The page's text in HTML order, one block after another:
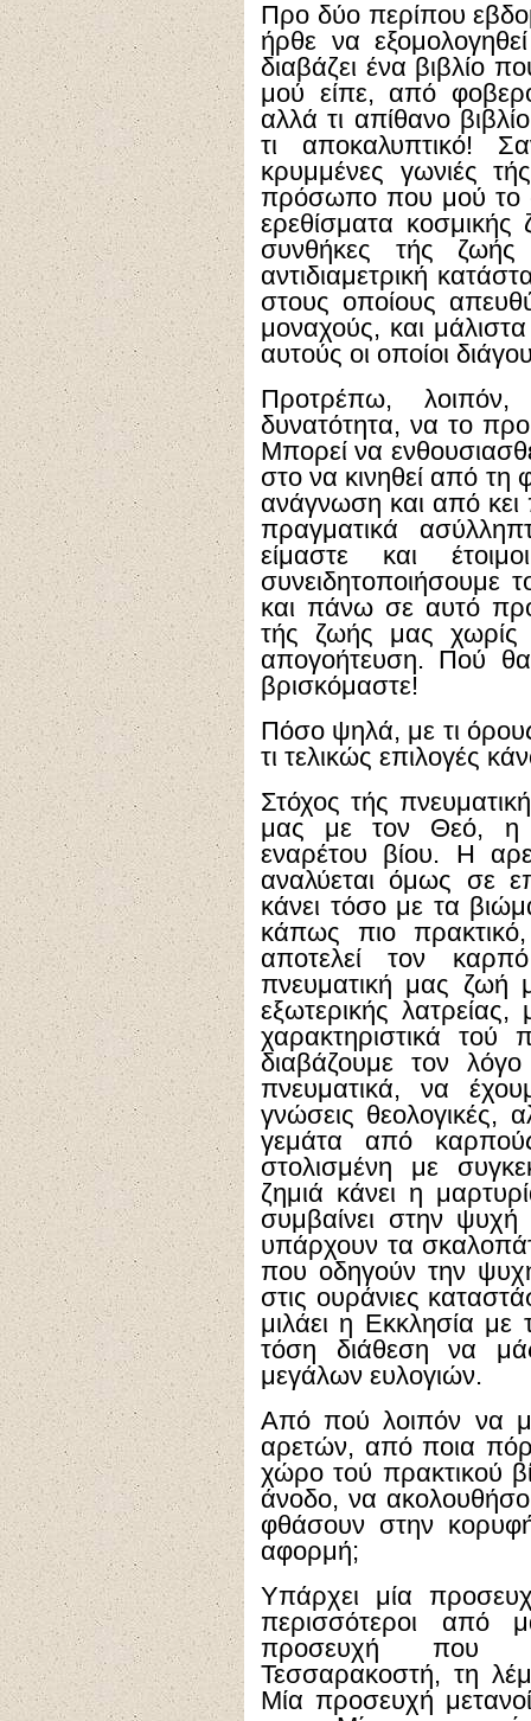
Προ δύο περίπου
ήρθε να
διαβάζει ένα βιβλίο
μού είπε, από
αλλά τι απίθανο
τι αποκαλυπτικό!
κρυμμένες γωνιές
πρόσωπο που μού το
ερεθίσματα
συνθήκες τής ζωής
αντιδιαμετρική
στους οποίους
μοναχούς, και
αυτούς οι οποίοι
Προτρέπω,
δυνατότητα, να το
Μπορεί να
στο να κινηθεί από τη
ανάγνωση και από κει
πραγματικά
είμαστε και
συνειδητοποιήσουμε
και πάνω σε αυτό
τής ζωής μας χωρίς
απογοήτευση. Πού
βρισκόμαστε!
Πόσο ψηλά, με τι
τι τελικώς επιλογές
Στόχος τής
μας με τον Θεό, η
εναρέτου βίου. Η
αναλύεται όμως σε
κάνει τόσο με τα
κάπως πιο
αποτελεί τον
πνευματική μας ζωή
εξωτερικής
χαρακτηριστικά τού
διαβάζουμε τον
πνευματικά, να
γνώσεις θεολογικές,
γεμάτα από
στολισμένη με
ζημιά κάνει η
συμβαίνει στην
υπάρχουν τα
που οδηγούν την
στις ουράνιες
μιλάει η Εκκλησία
τόση διάθεση να
μεγάλων ευλογιών.
Από πού λοιπόν να
αρετών, από ποια
χώρο τού πρακτικού
άνοδο, να
φθάσουν στην
αφορμή;
Υπάρχει μία
περισσότεροι από
προσευχή που
Τεσσαρακοστή, τη
Μία προσευχή